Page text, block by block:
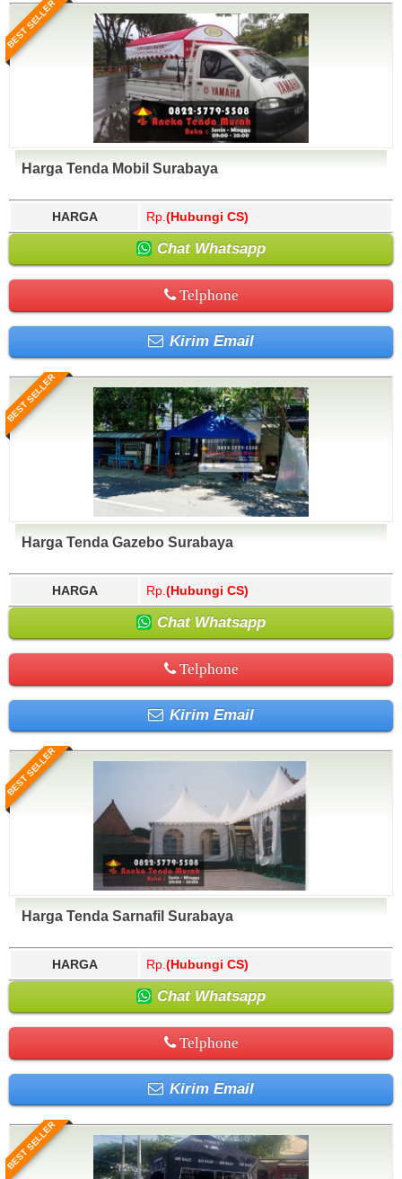
BEST SELLER
Harga Tenda Mobil Surabaya
HARGA Rp. (Hubungi CS)
Chat Whatsapp
Telphone
Kirim Email
BEST SELLER
Harga Tenda Gazebo Surabaya
HARGA Rp. (Hubungi CS)
Chat Whatsapp
Telphone
Kirim Email
BEST SELLER
Harga Tenda Sarnafil Surabaya
HARGA Rp. (Hubungi CS)
Chat Whatsapp
Telphone
Kirim Email
BEST SELLER